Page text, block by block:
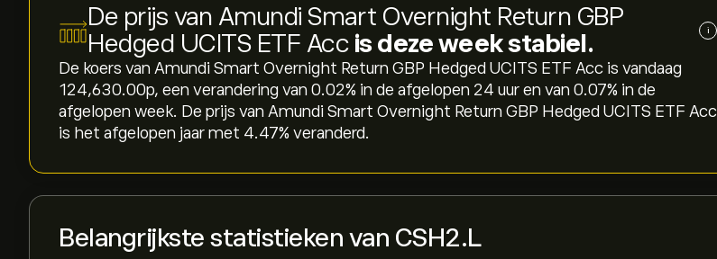
De prijs van Amundi Smart Overnight Return GBP
Hedged UCITS ETF Acc is deze week stabiel. i
De koers van Amundi Smart Overnight Return GBP Hedged UCITS ETF Acc is vandaag
124,630.00‎p‎, een verandering van ‎0.02‎% in de afgelopen 24 uur en van ‎0.07‎% in de
afgelopen week. De prijs van Amundi Smart Overnight Return GBP Hedged UCITS ETF Acc
is het afgelopen jaar met ‎4.47‎% veranderd.
Belangrijkste statistieken van CSH2.L